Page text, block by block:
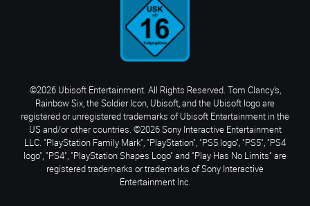
©2026 Ubisoft Entertainment. All Rights Reserved. Tom Clancy’s,
Rainbow Six, the Soldier Icon, Ubisoft, and the Ubisoft logo are
registered or unregistered trademarks of Ubisoft Entertainment in the
US and/or other countries. ©2026 Sony Interactive Entertainment
LLC. "PlayStation Family Mark", "PlayStation", "PS5 logo", "PS5", "PS4
logo", "PS4", "PlayStation Shapes Logo" and "Play Has No Limits" are
registered trademarks or trademarks of Sony Interactive
Entertainment Inc.